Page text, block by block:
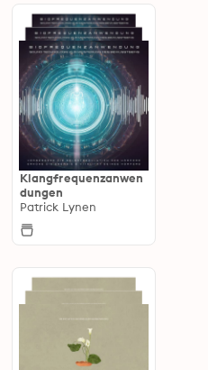
Klangfrequenzanwen
dungen
Patrick Lynen